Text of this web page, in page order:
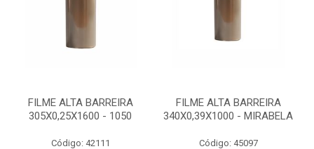
FILME ALTA BARREIRA
305X0,25X1600 - 1050
Código: 42111
FILME ALTA BARREIRA
340X0,39X1000 - MIRABELA
Código: 45097